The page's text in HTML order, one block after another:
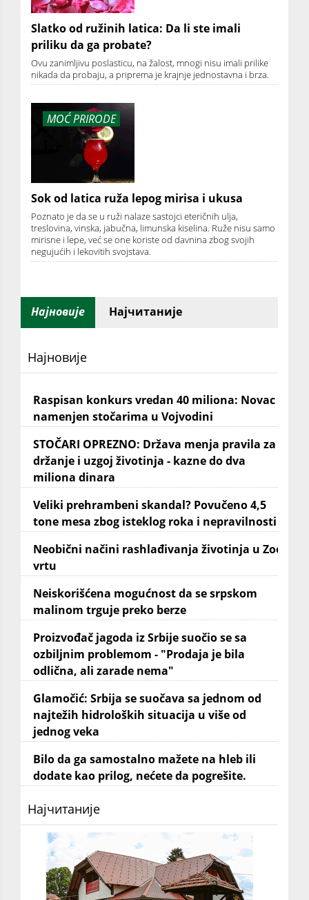
Slatko od ružinih latica: Da li ste imali
priliku da ga probate?
Ovu zanimljivu poslasticu, na žalost, mnogi nisu imali prilike
nikada da probaju, a priprema je krajnje jednostavna i brza.
MOĆ PRIRODE
Sok od latica ruža lepog mirisa i ukusa
Poznato je da se u ruži nalaze sastojci eteričnih ulja,
treslovina, vinska, jabučna, limunska kiselina. Ruže nisu samo
mirisne i lepe, već se one koriste od davnina zbog svojih
negujućih i lekovitih svojstava.
Најновије Најчитаније
Најновије
Raspisan konkurs vredan 40 miliona: Novac
namenjen stočarima u Vojvodini
STOČARI OPREZNO: Država menja pravila za
držanje i uzgoj životinja - kazne do dva
miliona dinara
Veliki prehrambeni skandal? Povučeno 4,5
tone mesa zbog isteklog roka i nepravilnosti
Neobični načini rashlađivanja životinja u Zoo
vrtu
Neiskorišćena mogućnost da se srpskom
malinom trguje preko berze
Proizvođač jagoda iz Srbije suočio se sa
ozbiljnim problemom - "Prodaja je bila
odlična, ali zarade nema"
Glamočić: Srbija se suočava sa jednom od
najtežih hidroloških situacija u više od
jednog veka
Bilo da ga samostalno mažete na hleb ili
dodate kao prilog, nećete da pogrešite.
Најчитаније